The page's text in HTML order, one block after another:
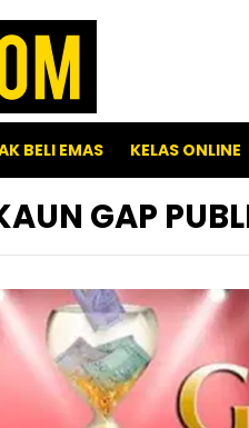
BELI EMAS KELAS ONLINE
GAP